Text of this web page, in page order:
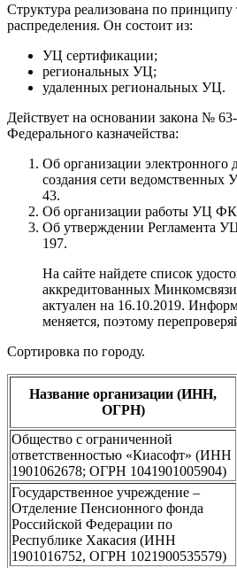
Структура реализована по принципу
распределения. Он состоит из:
УЦ сертификации;
региональных УЦ;
удаленных региональных УЦ.
Действует на основании закона №
Федерального казначейства:
Об организации электронного
создания сети
43.
Об организации работы УЦ
Об утверждении Регламента
197.
На сайте найдете список
аккредитованных
актуален на 16.10.2019.
меняется, поэтому
Сортировка по городу.
Название организации (ИНН,
ОГРН)
Общество с ограниченной
ответственностью «Киасофт» (ИНН
1901062678; ОГРН 1041901005904)
Государственное учреждение –
Отделение Пенсионного фонда
Российской Федерации по
Республике Хакасия (ИНН
1901016752, ОГРН 1021900535579)